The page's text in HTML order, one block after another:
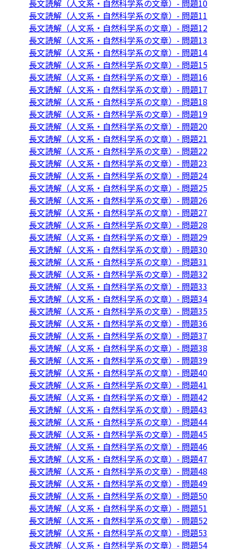
長文読解（人文系・自然科学系の文章）- 問題10
長文読解（人文系・自然科学系の文章）- 問題11
長文読解（人文系・自然科学系の文章）- 問題12
長文読解（人文系・自然科学系の文章）- 問題13
長文読解（人文系・自然科学系の文章）- 問題14
長文読解（人文系・自然科学系の文章）- 問題15
長文読解（人文系・自然科学系の文章）- 問題16
長文読解（人文系・自然科学系の文章）- 問題17
長文読解（人文系・自然科学系の文章）- 問題18
長文読解（人文系・自然科学系の文章）- 問題19
長文読解（人文系・自然科学系の文章）- 問題20
長文読解（人文系・自然科学系の文章）- 問題21
長文読解（人文系・自然科学系の文章）- 問題22
長文読解（人文系・自然科学系の文章）- 問題23
長文読解（人文系・自然科学系の文章）- 問題24
長文読解（人文系・自然科学系の文章）- 問題25
長文読解（人文系・自然科学系の文章）- 問題26
長文読解（人文系・自然科学系の文章）- 問題27
長文読解（人文系・自然科学系の文章）- 問題28
長文読解（人文系・自然科学系の文章）- 問題29
長文読解（人文系・自然科学系の文章）- 問題30
長文読解（人文系・自然科学系の文章）- 問題31
長文読解（人文系・自然科学系の文章）- 問題32
長文読解（人文系・自然科学系の文章）- 問題33
長文読解（人文系・自然科学系の文章）- 問題34
長文読解（人文系・自然科学系の文章）- 問題35
長文読解（人文系・自然科学系の文章）- 問題36
長文読解（人文系・自然科学系の文章）- 問題37
長文読解（人文系・自然科学系の文章）- 問題38
長文読解（人文系・自然科学系の文章）- 問題39
長文読解（人文系・自然科学系の文章）- 問題40
長文読解（人文系・自然科学系の文章）- 問題41
長文読解（人文系・自然科学系の文章）- 問題42
長文読解（人文系・自然科学系の文章）- 問題43
長文読解（人文系・自然科学系の文章）- 問題44
長文読解（人文系・自然科学系の文章）- 問題45
長文読解（人文系・自然科学系の文章）- 問題46
長文読解（人文系・自然科学系の文章）- 問題47
長文読解（人文系・自然科学系の文章）- 問題48
長文読解（人文系・自然科学系の文章）- 問題49
長文読解（人文系・自然科学系の文章）- 問題50
長文読解（人文系・自然科学系の文章）- 問題51
長文読解（人文系・自然科学系の文章）- 問題52
長文読解（人文系・自然科学系の文章）- 問題53
長文読解（人文系・自然科学系の文章）- 問題54